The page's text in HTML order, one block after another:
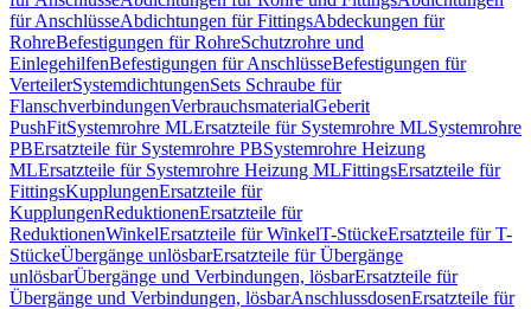
für AnschlüsseAbdichtungen für FittingsAbdeckungen für
RohreBefestigungen für RohreSchutzrohre und
EinlegehilfenBefestigungen für AnschlüsseBefestigungen für
VerteilerSystemdichtungenSets Schraube für
FlanschverbindungenVerbrauchsmaterialGeberit
PushFitSystemrohre MLErsatzteile für Systemrohre MLSystemrohre
PBErsatzteile für Systemrohre PBSystemrohre Heizung
MLErsatzteile für Systemrohre Heizung MLFittingsErsatzteile für
FittingsKupplungenErsatzteile für
KupplungenReduktionenErsatzteile für
ReduktionenWinkelErsatzteile für WinkelT-StückeErsatzteile für T-
StückeÜbergänge unlösbarErsatzteile für Übergänge
unlösbarÜbergänge und Verbindungen, lösbarErsatzteile für
Übergänge und Verbindungen, lösbarAnschlussdosenErsatzteile für